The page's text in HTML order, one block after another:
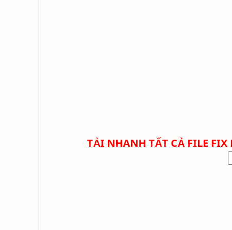
TẢI NHANH TẤT CẢ FILE FIX